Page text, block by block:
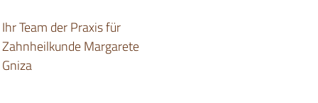
Ihr Team der Praxis für
Zahnheilkunde Margarete
Gniza